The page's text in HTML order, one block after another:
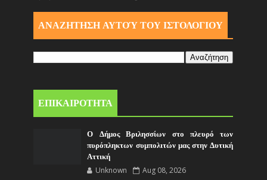
ΑΝΑΖΗΤΗΣΗ ΑΥΤΟΎ ΤΟΥ ΙΣΤΟΛΟΓΙΟΥ
ΕΠΙΚΑΙΡΟΤΗΤΑ
Ο Δήμος Βριλησσίων στο πλευρό των
πυρόπληκτων συμπολιτών μας στην Δυτική
Αττική
Unknown Aug 08, 2026